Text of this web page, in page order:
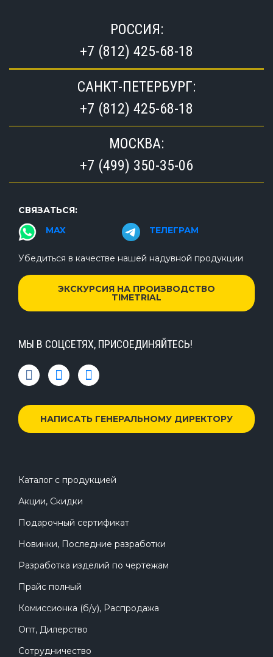
РОССИЯ:
+7 (812) 425-68-18
САНКТ-ПЕТЕРБУРГ:
+7 (812) 425-68-18
МОСКВА:
+7 (499) 350-35-06
СВЯЗАТЬСЯ:
MAX
ТЕЛЕГРАМ
Убедиться в качестве нашей надувной продукции
ЭКСКУРСИЯ НА ПРОИЗВОДСТВО
TIMETRIAL
МЫ В СОЦСЕТЯХ, ПРИСОЕДИНЯЙТЕСЬ!
НАПИСАТЬ ГЕНЕРАЛЬНОМУ ДИРЕКТОРУ
Каталог с продукцией
Акции, Скидки
Подарочный сертификат
Новинки, Последние разработки
Разработка изделий по чертежам
Прайс полный
Комиссионка (б/у), Распродажа
Опт, Дилерство
Сотрудничество